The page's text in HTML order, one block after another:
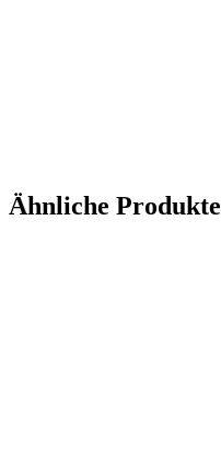
Ähnliche Produkte